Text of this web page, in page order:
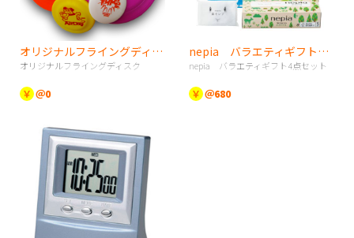
オリジナルフライングディスク
オリジナルフライングディスク
￥ ＠0
nepia バラエティギフト4点セット
nepia バラエティギフト4点セット
￥ ＠680